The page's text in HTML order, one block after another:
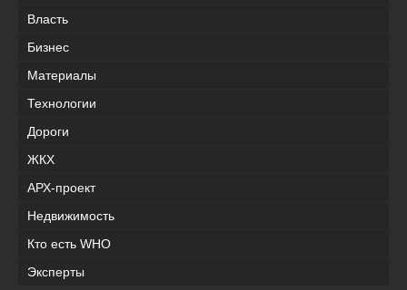
Власть
Бизнес
Материалы
Технологии
Дороги
ЖКХ
АРХ-проект
Недвижимость
Кто есть WHO
Эксперты